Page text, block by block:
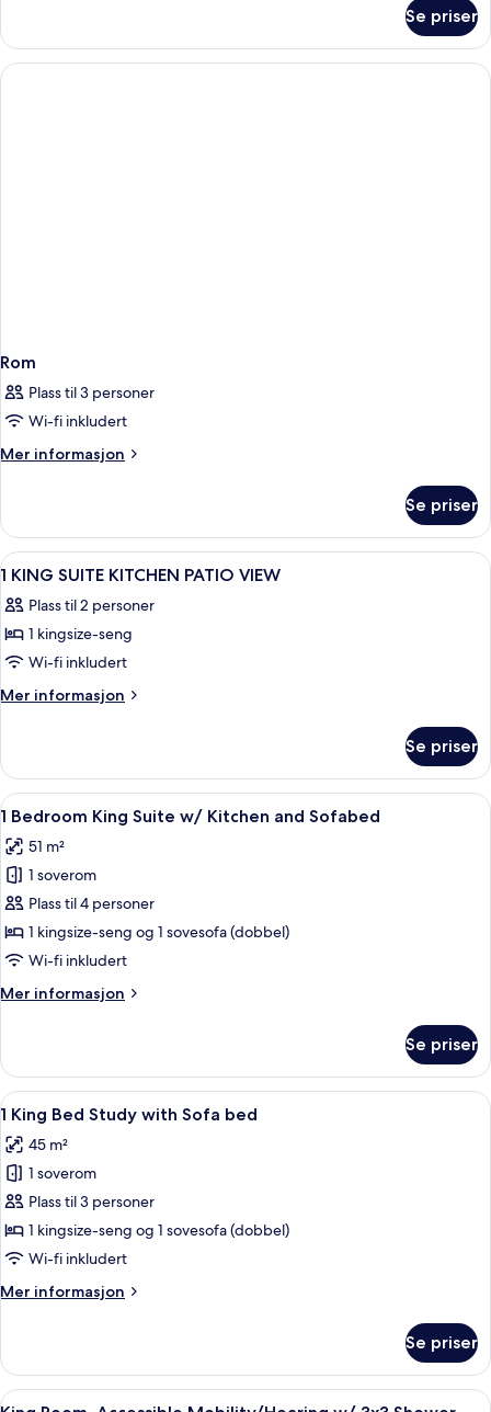
Se priser
Rom
Plass til 3 personer
Wi-fi inkludert
Mer informasjon
Mer
Se priser
Åpne
alle
bildene
av
1
KING
PATIO
VIEW
Allergitestet sengetøy, dundyner,
5
1 KING SUITE KITCHEN PATIO VIEW
Plass til 2 personer
1 kingsize-seng
Wi-fi inkludert
Mer informasjon
Mer
KING
SUITE
KITCHEN
VIEW
Se priser
Åpne
alle
bildene
av
1
Bedroom
King
w/
Sofabed
Allergitestet sengetøy, dundyner,
5
1 Bedroom King Suite w/ Kitchen and Sofabed
51 m²
1 soverom
Plass til 4 personer
1 kingsize-seng og 1 sovesofa (dobbel)
Wi-fi inkludert
Mer informasjon
Mer
Bedroom
King
Suite
Kitchen
and
Sofabed
Se priser
Åpne
alle
bildene
av
1
King
Bed
with
En 42-tommers LCD-TV med kabel-
4
1 King Bed Study with Sofa bed
45 m²
1 soverom
Plass til 3 personer
1 kingsize-seng og 1 sovesofa (dobbel)
Wi-fi inkludert
Mer informasjon
Mer
King
Bed
Se priser
Åpne Allergitestet sengetøy, dundyner,